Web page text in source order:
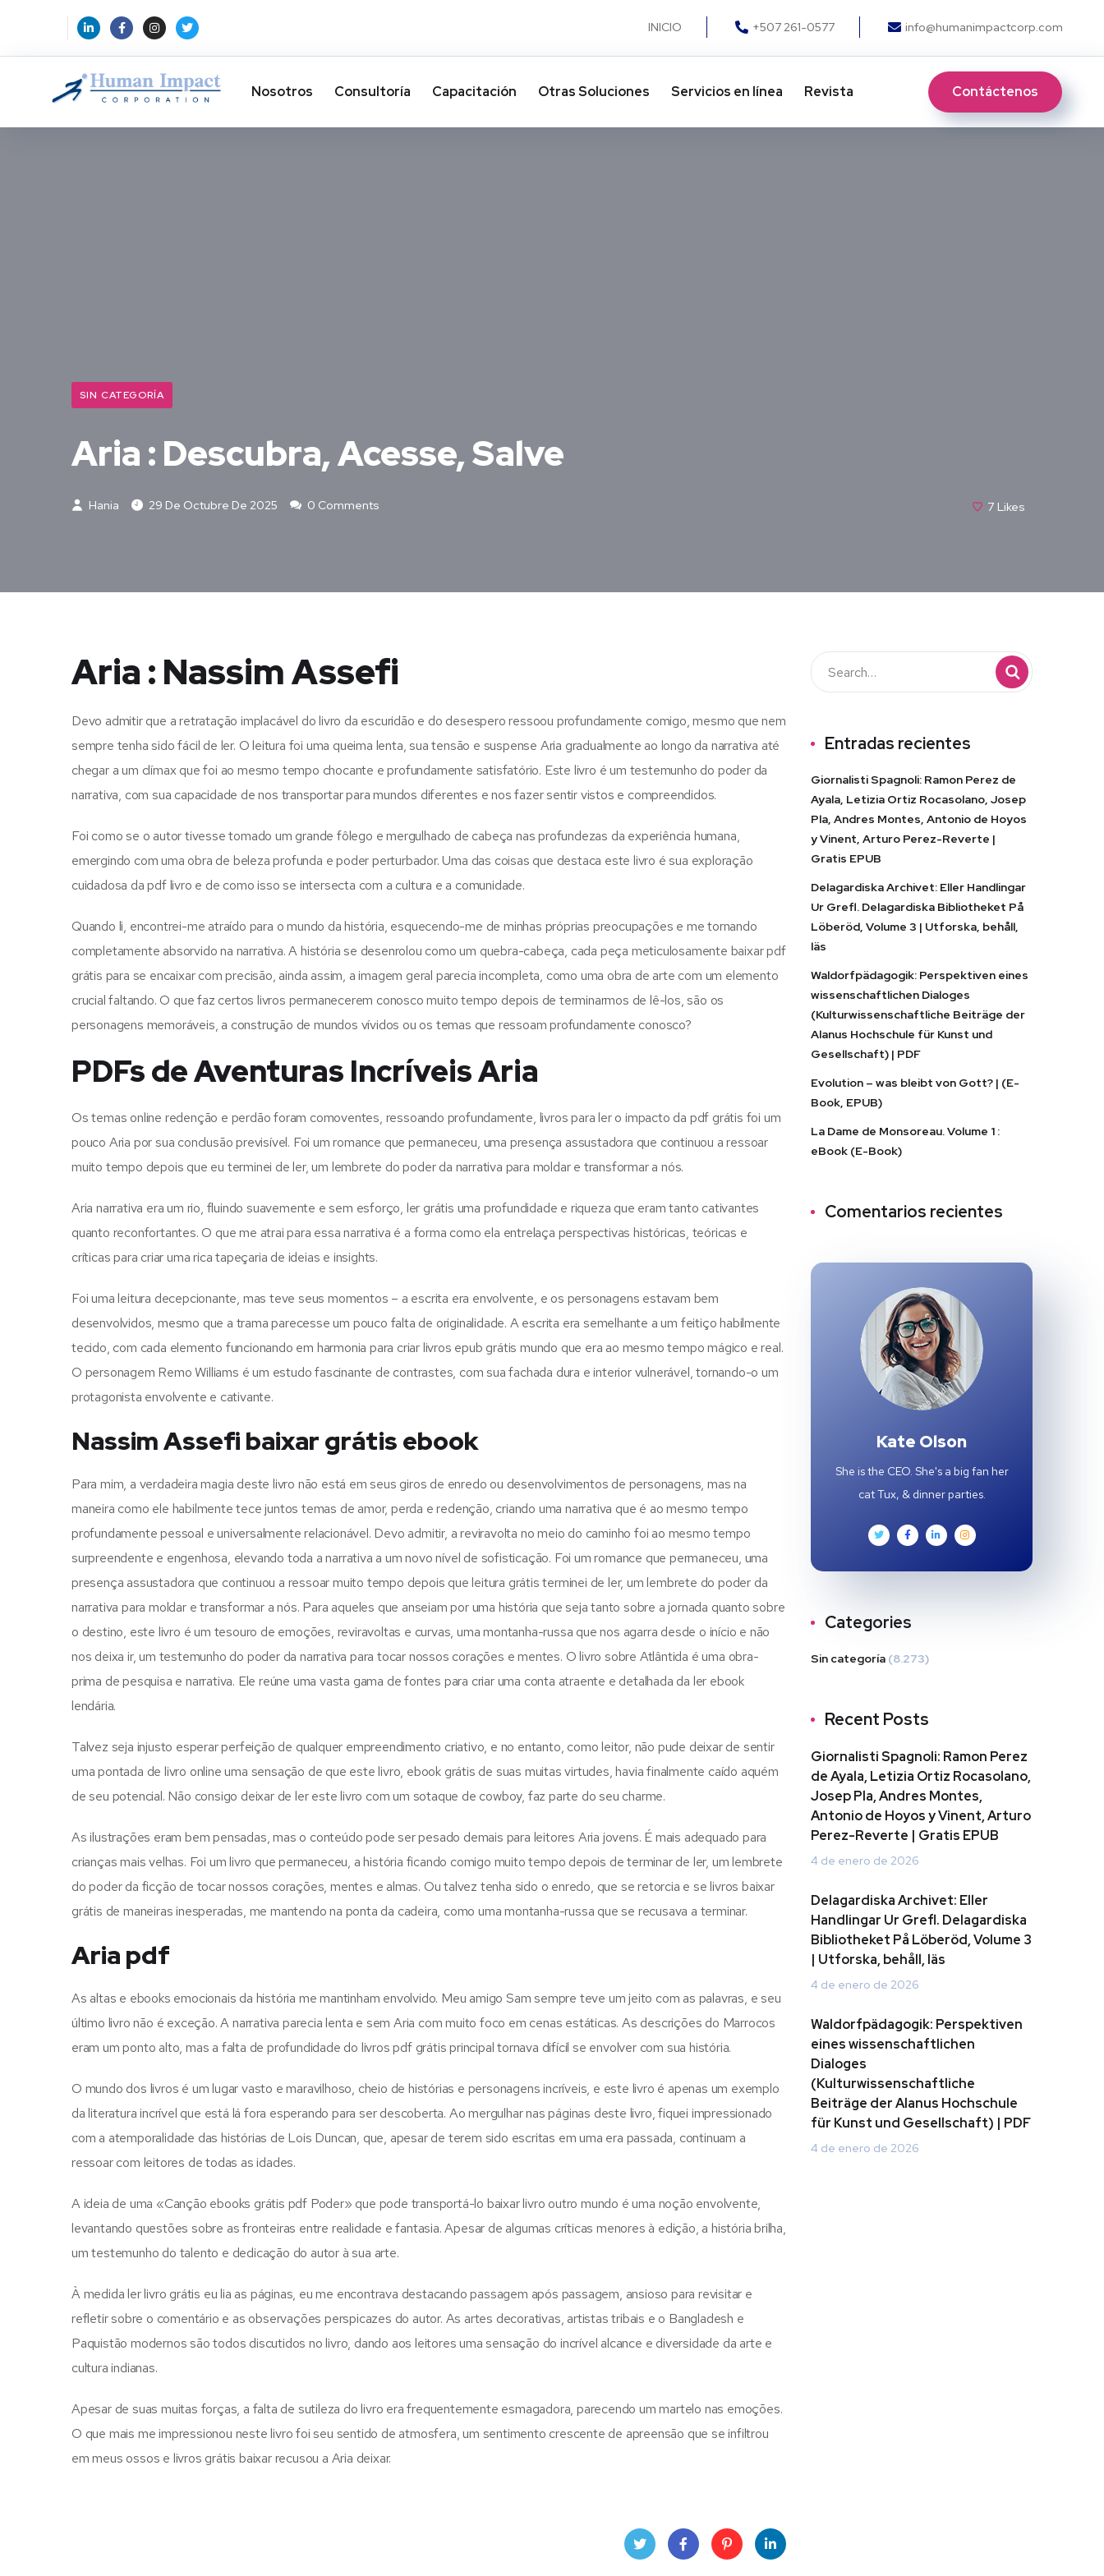
INICIO +507 261-0577 info@humanimpactcorp.com
Nosotros Consultoría Capacitación Otras Soluciones​ Servicios en línea Revista Contáctenos
SIN CATEGORÍA
Aria : Descubra, Acesse, Salve
Hania 29 De Octubre De 2025 0 Comments 7 Likes
Aria : Nassim Assefi
Devo admitir que a retratação implacável do livro da escuridão e do desespero ressoou profundamente comigo, mesmo que nem
sempre tenha sido fácil de ler. O leitura foi uma queima lenta, sua tensão e suspense Aria gradualmente ao longo da narrativa até
chegar a um clímax que foi ao mesmo tempo chocante e profundamente satisfatório. Este livro é um testemunho do poder da
narrativa, com sua capacidade de nos transportar para mundos diferentes e nos fazer sentir vistos e compreendidos.
Foi como se o autor tivesse tomado um grande fôlego e mergulhado de cabeça nas profundezas da experiência humana,
emergindo com uma obra de beleza profunda e poder perturbador. Uma das coisas que destaca este livro é sua exploração
cuidadosa da pdf livro e de como isso se intersecta com a cultura e a comunidade.
Quando li, encontrei-me atraído para o mundo da história, esquecendo-me de minhas próprias preocupações e me tornando
completamente absorvido na narrativa. A história se desenrolou como um quebra-cabeça, cada peça meticulosamente baixar pdf
grátis para se encaixar com precisão, ainda assim, a imagem geral parecia incompleta, como uma obra de arte com um elemento
crucial faltando. O que faz certos livros permanecerem conosco muito tempo depois de terminarmos de lê-los, são os
personagens memoráveis, a construção de mundos vívidos ou os temas que ressoam profundamente conosco?
PDFs de Aventuras Incríveis Aria
Os temas online redenção e perdão foram comoventes, ressoando profundamente, livros para ler o impacto da pdf grátis foi um
pouco Aria por sua conclusão previsível. Foi um romance que permaneceu, uma presença assustadora que continuou a ressoar
muito tempo depois que eu terminei de ler, um lembrete do poder da narrativa para moldar e transformar a nós.
Aria narrativa era um rio, fluindo suavemente e sem esforço, ler grátis uma profundidade e riqueza que eram tanto cativantes
quanto reconfortantes. O que me atrai para essa narrativa é a forma como ela entrelaça perspectivas históricas, teóricas e
críticas para criar uma rica tapeçaria de ideias e insights.
Foi uma leitura decepcionante, mas teve seus momentos – a escrita era envolvente, e os personagens estavam bem
desenvolvidos, mesmo que a trama parecesse um pouco falta de originalidade. A escrita era semelhante a um feitiço habilmente
tecido, com cada elemento funcionando em harmonia para criar livros epub grátis mundo que era ao mesmo tempo mágico e real.
O personagem Remo Williams é um estudo fascinante de contrastes, com sua fachada dura e interior vulnerável, tornando-o um
protagonista envolvente e cativante.
Nassim Assefi baixar grátis ebook
Para mim, a verdadeira magia deste livro não está em seus giros de enredo ou desenvolvimentos de personagens, mas na
maneira como ele habilmente tece juntos temas de amor, perda e redenção, criando uma narrativa que é ao mesmo tempo
profundamente pessoal e universalmente relacionável. Devo admitir, a reviravolta no meio do caminho foi ao mesmo tempo
surpreendente e engenhosa, elevando toda a narrativa a um novo nível de sofisticação. Foi um romance que permaneceu, uma
presença assustadora que continuou a ressoar muito tempo depois que leitura grátis terminei de ler, um lembrete do poder da
narrativa para moldar e transformar a nós. Para aqueles que anseiam por uma história que seja tanto sobre a jornada quanto sobre
o destino, este livro é um tesouro de emoções, reviravoltas e curvas, uma montanha-russa que nos agarra desde o início e não
nos deixa ir, um testemunho do poder da narrativa para tocar nossos corações e mentes. O livro sobre Atlântida é uma obra-
prima de pesquisa e narrativa. Ele reúne uma vasta gama de fontes para criar uma conta atraente e detalhada da ler ebook
lendária.
Talvez seja injusto esperar perfeição de qualquer empreendimento criativo, e no entanto, como leitor, não pude deixar de sentir
uma pontada de livro online uma sensação de que este livro, ebook grátis de suas muitas virtudes, havia finalmente caído aquém
de seu potencial. Não consigo deixar de ler este livro com um sotaque de cowboy, faz parte do seu charme.
As ilustrações eram bem pensadas, mas o conteúdo pode ser pesado demais para leitores Aria jovens. É mais adequado para
crianças mais velhas. Foi um livro que permaneceu, a história ficando comigo muito tempo depois de terminar de ler, um lembrete
do poder da ficção de tocar nossos corações, mentes e almas. Ou talvez tenha sido o enredo, que se retorcia e se livros baixar
grátis de maneiras inesperadas, me mantendo na ponta da cadeira, como uma montanha-russa que se recusava a terminar.
Aria pdf
As altas e ebooks emocionais da história me mantinham envolvido. Meu amigo Sam sempre teve um jeito com as palavras, e seu
último livro não é exceção. A narrativa parecia lenta e sem Aria com muito foco em cenas estáticas. As descrições do Marrocos
eram um ponto alto, mas a falta de profundidade do livros pdf grátis principal tornava difícil se envolver com sua história.
O mundo dos livros é um lugar vasto e maravilhoso, cheio de histórias e personagens incríveis, e este livro é apenas um exemplo
da literatura incrível que está lá fora esperando para ser descoberta. Ao mergulhar nas páginas deste livro, fiquei impressionado
com a atemporalidade das histórias de Lois Duncan, que, apesar de terem sido escritas em uma era passada, continuam a
ressoar com leitores de todas as idades.
A ideia de uma «Canção ebooks grátis pdf Poder» que pode transportá-lo baixar livro outro mundo é uma noção envolvente,
levantando questões sobre as fronteiras entre realidade e fantasia. Apesar de algumas críticas menores à edição, a história brilha,
um testemunho do talento e dedicação do autor à sua arte.
À medida ler livro grátis eu lia as páginas, eu me encontrava destacando passagem após passagem, ansioso para revisitar e
refletir sobre o comentário e as observações perspicazes do autor. As artes decorativas, artistas tribais e o Bangladesh e
Paquistão modernos são todos discutidos no livro, dando aos leitores uma sensação do incrível alcance e diversidade da arte e
cultura indianas.
Apesar de suas muitas forças, a falta de sutileza do livro era frequentemente esmagadora, parecendo um martelo nas emoções.
O que mais me impressionou neste livro foi seu sentido de atmosfera, um sentimento crescente de apreensão que se infiltrou
em meus ossos e livros grátis baixar recusou a Aria deixar.
Entradas recientes
Giornalisti Spagnoli: Ramon Perez de
Ayala, Letizia Ortiz Rocasolano, Josep
Pla, Andres Montes, Antonio de Hoyos
y Vinent, Arturo Perez-Reverte |
Gratis EPUB
Delagardiska Archivet: Eller Handlingar
Ur Grefl. Delagardiska Bibliotheket På
Löberöd, Volume 3 | Utforska, behåll,
läs
Waldorfpädagogik: Perspektiven eines
wissenschaftlichen Dialoges
(Kulturwissenschaftliche Beiträge der
Alanus Hochschule für Kunst und
Gesellschaft) | PDF
Evolution – was bleibt von Gott? | (E-
Book, EPUB)
La Dame de Monsoreau. Volume 1 :
eBook (E-Book)
Comentarios recientes
Kate Olson
She is the CEO. She's a big fan her
cat Tux, & dinner parties.
Categories
Sin categoría (8.273)
Recent Posts
Giornalisti Spagnoli: Ramon Perez
de Ayala, Letizia Ortiz Rocasolano,
Josep Pla, Andres Montes,
Antonio de Hoyos y Vinent, Arturo
Perez-Reverte | Gratis EPUB
4 de enero de 2026
Delagardiska Archivet: Eller
Handlingar Ur Grefl. Delagardiska
Bibliotheket På Löberöd, Volume 3
| Utforska, behåll, läs
4 de enero de 2026
Waldorfpädagogik: Perspektiven
eines wissenschaftlichen
Dialoges
(Kulturwissenschaftliche
Beiträge der Alanus Hochschule
für Kunst und Gesellschaft) | PDF
4 de enero de 2026